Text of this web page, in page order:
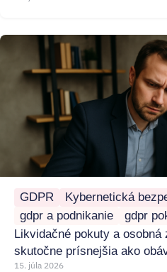
GDPR Kybernetická
gdpr a podnikanie
gdpr
Likvidačné pokuty a
skutočne prísnejšia ako
15. júla 2026